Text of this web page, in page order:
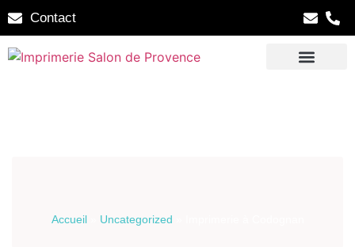
Contact
Accueil Uncategorized